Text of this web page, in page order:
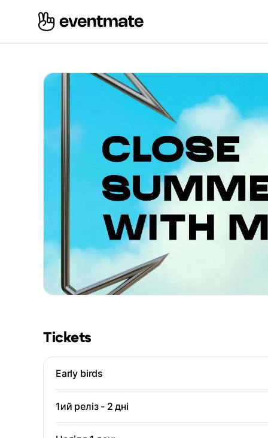
Tickets
Early birds
1ий реліз - 2 дні